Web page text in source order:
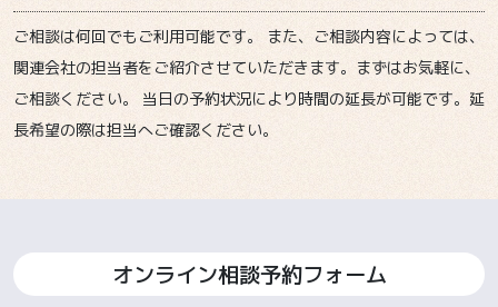
ご相談は何回でもご利用可能です。 また、ご相談内容によっては、
関連会社の担当者をご紹介させていただきます。まずはお気軽に、
ご相談ください。 当日の予約状況により時間の延長が可能です。延
長希望の際は担当へご確認ください。
オンライン相談予約フォーム